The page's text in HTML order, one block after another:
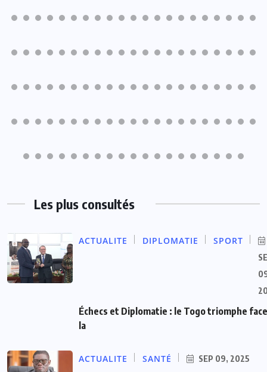
Les plus consultés
ACTUALITE DIPLOMATIE SPORT
Échecs et Diplomatie : le Togo triomphe
la
ACTUALITE SANTÉ SEP 09, 2025